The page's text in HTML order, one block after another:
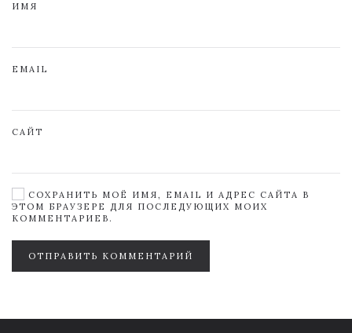
ИМЯ
EMAIL
САЙТ
СОХРАНИТЬ МОЁ ИМЯ, EMAIL И АДРЕС САЙТА В
ЭТОМ БРАУЗЕРЕ ДЛЯ ПОСЛЕДУЮЩИХ МОИХ
КОММЕНТАРИЕВ.
ОТПРАВИТЬ КОММЕНТАРИЙ